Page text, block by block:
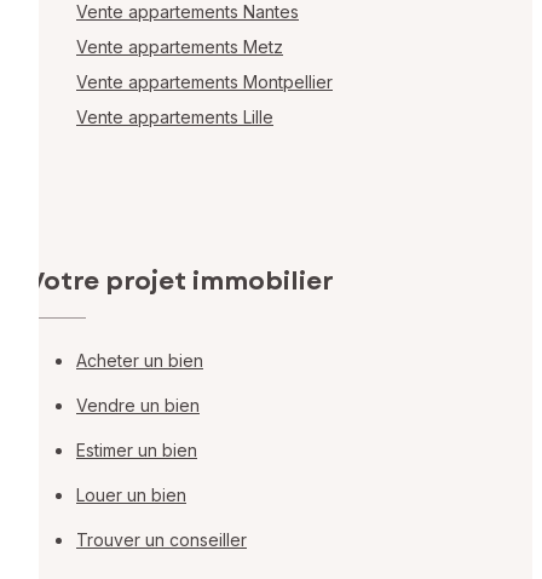
Vente appartements Nantes
Vente appartements Metz
Vente appartements Montpellier
Vente appartements Lille
Votre projet immobilier
Acheter un bien
Vendre un bien
Estimer un bien
Louer un bien
Trouver un conseiller